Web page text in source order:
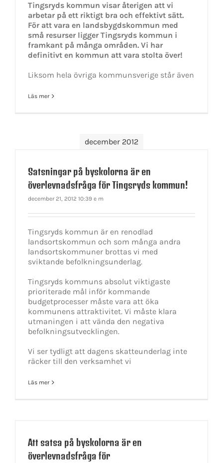
Tingsryds kommun visar återigen att vi
arbetar på ett riktigt bra och effektivt sätt.
För att vara en landsbygdskommun med
små resurser ligger Tingsryds kommun i
framkant på många områden. Vi har
definitivt en kommun att vara stolta över!
Liksom hela övriga kommunsverige står även
Läs mer
december 2012
Satsningar på byskolorna är en
överlevnadsfråga för Tingsryds kommun!
december 21, 2012 10:39 e m
Tingsryds kommun är en renodlad
landsortskommun och som många andra
landsortskommuner brottas vi med
sviktande befolkningsunderlag.
Tingsryds kommuns absolut viktigaste
prioriterade mål inför kommande
budgetprocesser måste vara att öka
kommunens attraktivitet. Vi måste klara
utmaningen i att vända den negativa
befolkningsutvecklingen.
Vi ser tydligt att dagens skatteunderlag inte
räcker till den verksamhet vi
Läs mer
Att satsa på byskolorna är en
överlevnadsfråga för